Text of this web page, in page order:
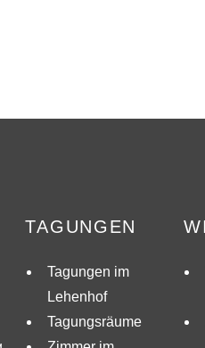
TAGUNGEN
Tagungen im
Lehenhof
Tagungsräume